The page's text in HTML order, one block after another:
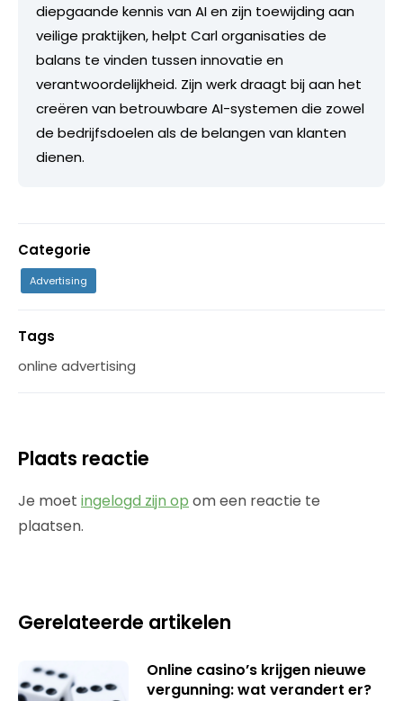
diepgaande kennis van AI en zijn toewijding aan
veilige praktijken, helpt Carl organisaties de
balans te vinden tussen innovatie en
verantwoordelijkheid. Zijn werk draagt bij aan het
creëren van betrouwbare AI-systemen die zowel
de bedrijfsdoelen als de belangen van klanten
dienen.
Categorie
Advertising
Tags
online advertising
Plaats reactie
Je moet ingelogd zijn op om een reactie te
plaatsen.
Gerelateerde artikelen
Online casino’s krijgen nieuwe
vergunning: wat verandert er?